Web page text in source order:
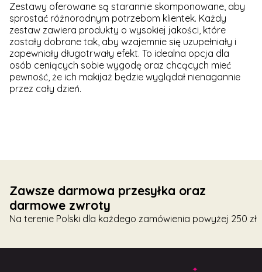
Zestawy oferowane są starannie skomponowane, aby
sprostać różnorodnym potrzebom klientek. Każdy
zestaw zawiera produkty o wysokiej jakości, które
zostały dobrane tak, aby wzajemnie się uzupełniały i
zapewniały długotrwały efekt. To idealna opcja dla
osób ceniących sobie wygodę oraz chcących mieć
pewność, że ich makijaż będzie wyglądał nienagannie
przez cały dzień.
Zawsze darmowa przesyłka oraz
darmowe zwroty
Na terenie Polski dla każdego zamówienia powyżej 250 zł